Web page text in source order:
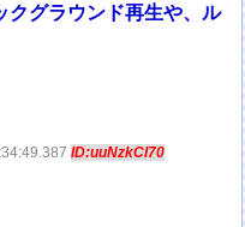
クグラウンド再生や、ル
ID:uuNzkCI70